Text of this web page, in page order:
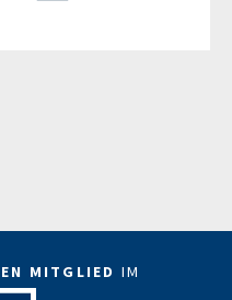
MITGLIED IM